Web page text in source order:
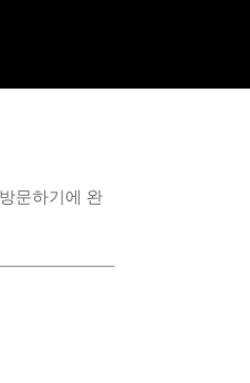
문하기에 완